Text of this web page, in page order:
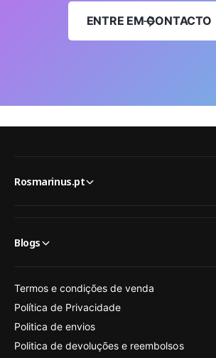
ENTRE EM CONTACTO
Rosmarinus.pt
Blogs
Termos e condições de venda
Política de Privacidade
Politica de envios
Politica de devoluções e reembolsos